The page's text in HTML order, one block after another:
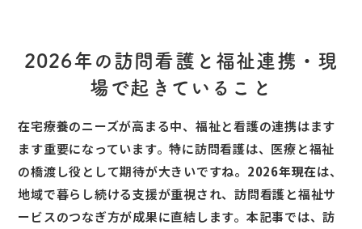
2026年の訪問看護と福祉連携・現
場で起きていること
在宅療養のニーズが高まる中、福祉と看護の連携はます
ます重要になっています。特に訪問看護は、医療と福祉
の橋渡し役として期待が大きいですね。 2026年現在は、
地域で暮らし続ける支援が重視され、訪問看護と福祉サ
ービスのつなぎ方が成果に直結します。本記事では、訪